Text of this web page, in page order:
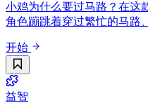
小鸡为什么要过马路？在这
角色蹦跳着穿过繁忙的马路
开始
益智